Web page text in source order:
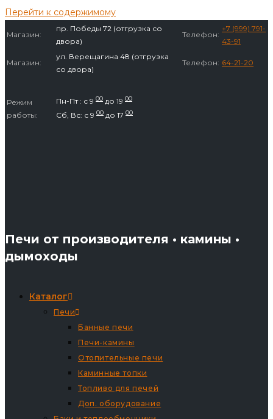
Перейти к содержимому
Магазин:
пр. Победы 72 (отгрузка со
двора)
Телефон:
+7 (999) 791-
43-91
Магазин:
ул. Верещагина 48 (отгрузка
со двора)
Телефон: 64-21-20
Режим
работы:
Пн-Пт : с 9 00 до 19 00
Сб, Вс: с 9 00 до 17 00
Печи от производителя • камины •
дымоходы
Каталог
Печи
Банные печи
Печи-камины
Отопительные печи
Каминные топки
Топливо для печей
Доп. оборудование